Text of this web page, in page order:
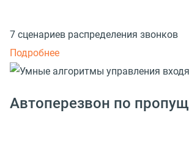
7 сценариев распределения звонков
Подробнее
Автоперезвон по